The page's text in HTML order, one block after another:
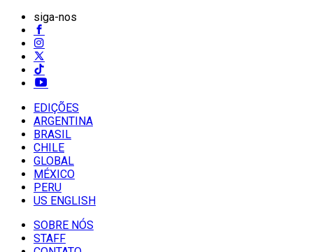
siga-nos
EDIÇÕES
ARGENTINA
BRASIL
CHILE
GLOBAL
MÉXICO
PERU
US ENGLISH
SOBRE NÓS
STAFF